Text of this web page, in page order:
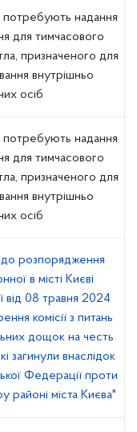
потребують надання
для тимчасового
призначеного для
внутрішньо
осіб
потребують надання
для тимчасового
призначеного для
внутрішньо
осіб
до розпорядження
в місті Києві
від 08 травня 2024
комісії з питань
дощок на честь
загинули внаслідок
Федерації проти
районі міста Києва"